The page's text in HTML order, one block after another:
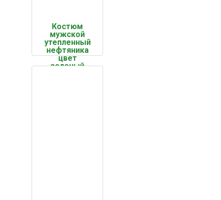
Костюм
мужской
утепленный
нефтяника
цвет
зеленый